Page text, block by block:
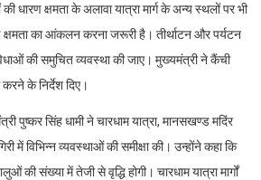
धारण क्षमता के अलावा यात्रा मार्ग के अन्य स्थलों पर भी
क्षमता का आंकलन करना जरूरी है। तीर्थाटन और पर्यटन
की समुचित व्यवस्था की जाए। मुख्यमंत्री ने कैंची
के निर्देश दिए।
पुष्कर सिंह धामी ने चारधाम यात्रा, मानसखण्ड मदिंर
में विभिन्न व्यवस्थाओं की समीक्षा की। उन्होंने कहा कि
की संख्या में तेजी से वृद्धि होगी। चारधाम यात्रा मार्गों